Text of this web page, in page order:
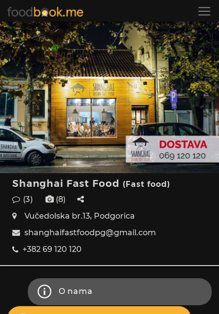
Shanghai Fast Food (Fast food)
(3)
(8)
Vučedolska br.13, Podgorica
shanghaifastfoodpg@gmail.com
+382 69 120 120
O nama